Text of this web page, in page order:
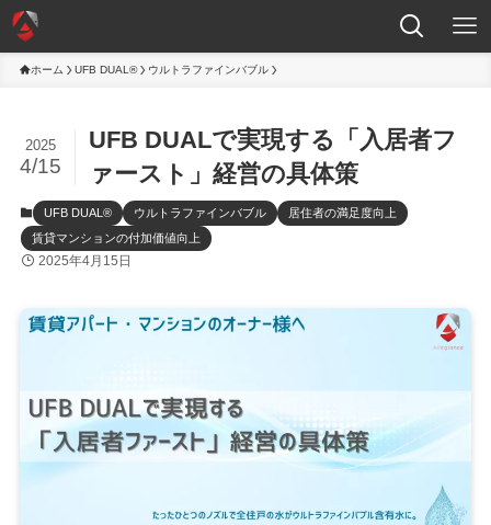
ホーム UFB DUAL® ウルトラファインバブル
UFB DUALで実現する「入居者フ
ァースト」経営の具体策
2025
4/15
UFB DUAL® ウルトラファインバブル
居住者の満足度向上
賃貸マンションの付加価値向上
2025年4月15日